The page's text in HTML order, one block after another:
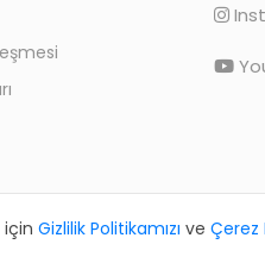
için Gizlilik Politikamızı ve Çerez